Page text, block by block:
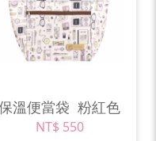
溫便當袋 粉紅色
NT$ 550